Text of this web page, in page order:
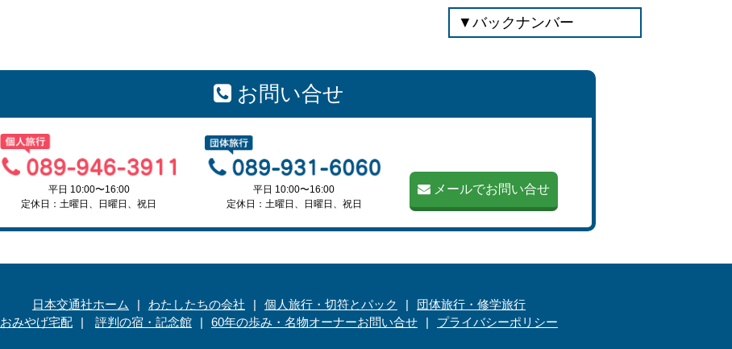
お問い合せ
平日 10:00〜16:00
定休日：土曜日、日曜日、祝日
平日 10:00〜16:00
定休日：土曜日、日曜日、祝日
メールでお問い合せ
日本交通社ホーム わたしたちの会社 個人旅行・切符とパック
団体旅行・修学旅行
おみやげ宅配
評判の宿・記念館 60年の歩み・名物オーナーお問い合せ プライバシーポリシー